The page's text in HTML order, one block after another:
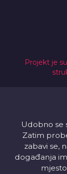
Projekt je
Udobno se
Zatim
zabavi se,
događanja